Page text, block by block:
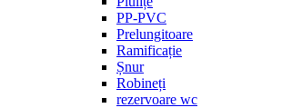
PP-PVC
Prelungitoare
Ramificație
Șnur
Robineți
rezervoare wc